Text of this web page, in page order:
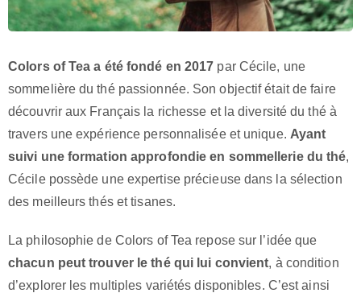
Colors of Tea a été fondé en 2017 par Cécile, une
sommelière du thé passionnée. Son objectif était de faire
découvrir aux Français la richesse et la diversité du thé à
travers une expérience personnalisée et unique. Ayant
suivi une formation approfondie en sommellerie du thé,
Cécile possède une expertise précieuse dans la sélection
des meilleurs thés et tisanes.
La philosophie de Colors of Tea repose sur l’idée que
chacun peut trouver le thé qui lui convient, à condition
d’explorer les multiples variétés disponibles. C’est ainsi